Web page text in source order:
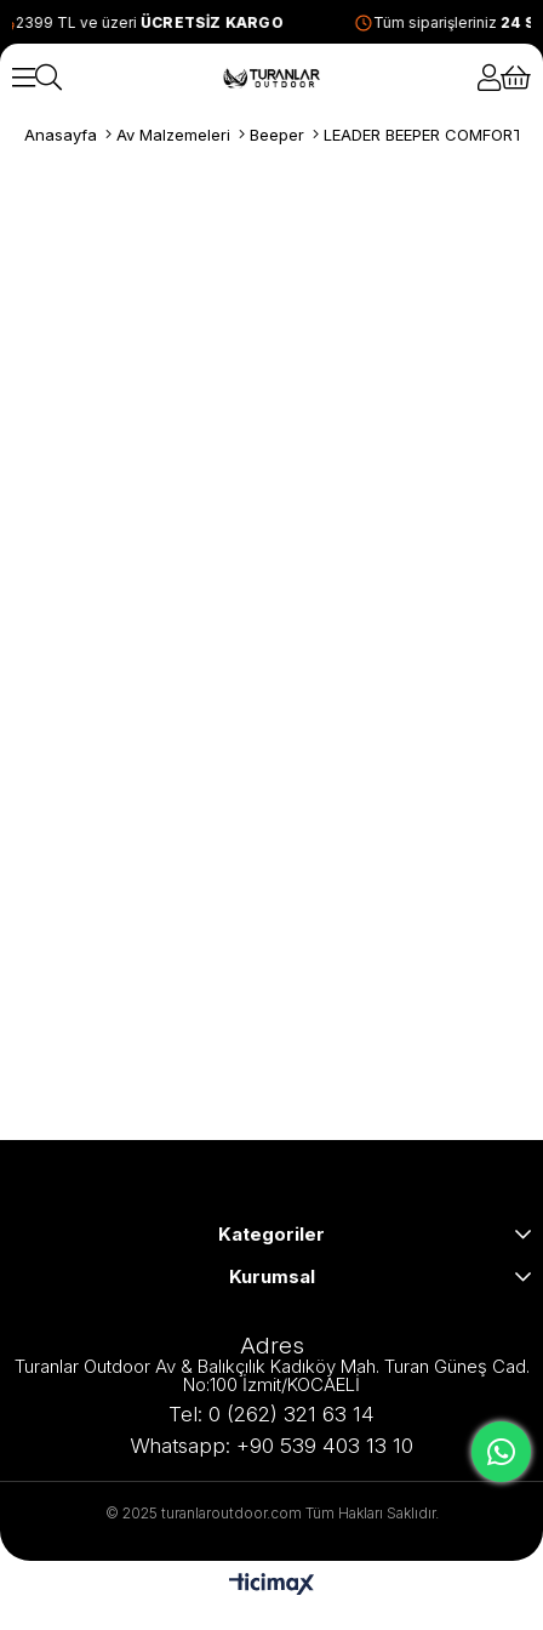
2399 TL ve üzeri ÜCRETSİZ KARGO Tüm siparişleriniz 24
Anasayfa Av Malzemeleri Beeper LEADER BEEPER COMFORT
Kategoriler
Kurumsal
Adres
Turanlar Outdoor Av & Balıkçılık Kadıköy Mah. Turan Güneş Cad.
No:100 İzmit/KOCAELİ
Tel: 0 (262) 321 63 14
Whatsapp: +90 539 403 13 10
© 2025 turanlaroutdoor.com Tüm Hakları Saklıdır.